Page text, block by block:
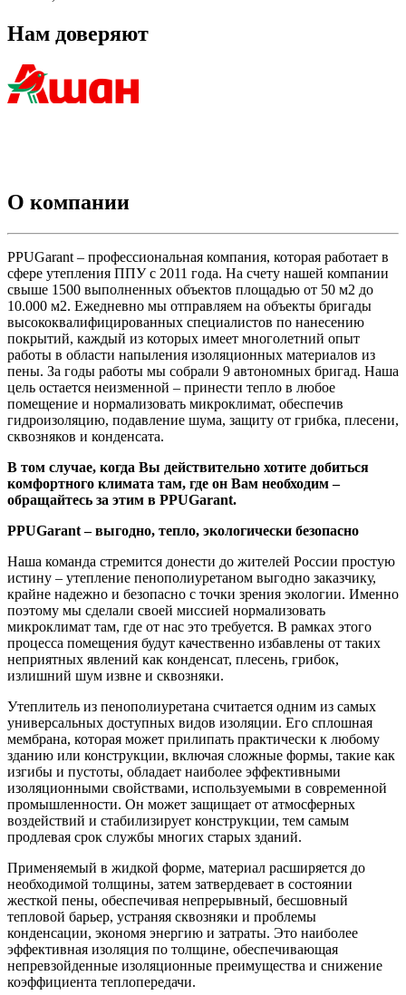
Нам доверяют
О компании
PPUGarant – профессиональная компания, которая работает в
сфере утепления ППУ с 2011 года. На счету нашей компании
свыше 1500 выполненных объектов площадью от 50 м2 до
10.000 м2. Ежедневно мы отправляем на объекты бригады
высококвалифицированных специалистов по нанесению
покрытий, каждый из которых имеет многолетний опыт
работы в области напыления изоляционных материалов из
пены. За годы работы мы собрали 9 автономных бригад. Наша
цель остается неизменной – принести тепло в любое
помещение и нормализовать микроклимат, обеспечив
гидроизоляцию, подавление шума, защиту от грибка, плесени,
сквозняков и конденсата.
В том случае, когда Вы действительно хотите добиться
комфортного климата там, где он Вам необходим –
обращайтесь за этим в PPUGarant.
PPUGarant – выгодно, тепло, экологически безопасно
Наша команда стремится донести до жителей России простую
истину – утепление пенополиуретаном выгодно заказчику,
крайне надежно и безопасно с точки зрения экологии. Именно
поэтому мы сделали своей миссией нормализовать
микроклимат там, где от нас это требуется. В рамках этого
процесса помещения будут качественно избавлены от таких
неприятных явлений как конденсат, плесень, грибок,
излишний шум извне и сквозняки.
Утеплитель из пенополиуретана считается одним из самых
универсальных доступных видов изоляции. Его сплошная
мембрана, которая может прилипать практически к любому
зданию или конструкции, включая сложные формы, такие как
изгибы и пустоты, обладает наиболее эффективными
изоляционными свойствами, используемыми в современной
промышленности. Он может защищает от атмосферных
воздействий и стабилизирует конструкции, тем самым
продлевая срок службы многих старых зданий.
Применяемый в жидкой форме, материал расширяется до
необходимой толщины, затем затвердевает в состоянии
жесткой пены, обеспечивая непрерывный, бесшовный
тепловой барьер, устраняя сквозняки и проблемы
конденсации, экономя энергию и затраты. Это наиболее
эффективная изоляция по толщине, обеспечивающая
непревзойденные изоляционные преимущества и снижение
коэффициента теплопередачи.